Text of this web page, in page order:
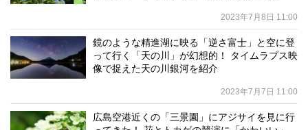
2023年7月8日 11:00
鏡のような精進湖に映る「逆さ富士」と空に登
って行く「天の川」が幻想的！ タイムラプス映
像で捉えた天の川銀河を紹介
2023年7月7日 11:00
広島空港近くの「三景園」にアジサイを見に行